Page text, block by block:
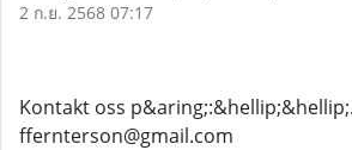
2 ก.ย. 2568 07:17
Kontakt oss p&aring;:&hellip;&hellip;.
ffernterson@gmail.com